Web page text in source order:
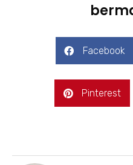
Facebook
Pinterest